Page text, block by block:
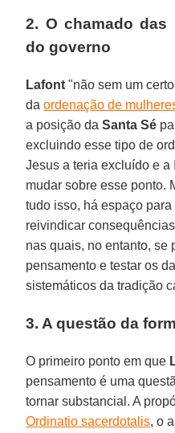
2. O chamado das
do governo
Lafont "não sem um
daordenação de
a posição daSanta Sé
excluindo esse tipo de
Jesus a teria excluído e
mudar sobre esse ponto.
tudo isso, há espaço
reivindicar
nas quais, no entanto, se
pensamento e testar os
sistemáticos da tradição
3. A questão da
O primeiro ponto em que
pensamento é uma
tornar substancial. A
Ordinatio sacerdotalis, o